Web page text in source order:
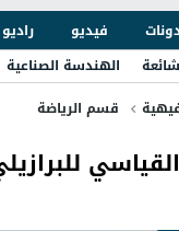
فيديو راديو
الهندسة الصناعية
قسم الرياضة